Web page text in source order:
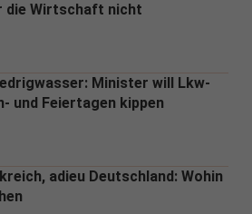
die Wirtschaft nicht
Minister will Lkw-
und Feiertagen kippen
adieu Deutschland: Wohin